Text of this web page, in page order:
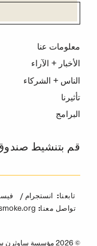
معلومات عنا
الأخبار + الآراء
الناس + الشركاء
تأثيرنا
البرامج
قم بتنشيط
تابعنا: انستجرام
تواصل معنا:
© 2026 مؤسسة ساوثرن سموك.